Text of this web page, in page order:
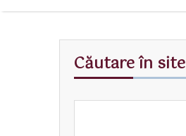
Căutare în site